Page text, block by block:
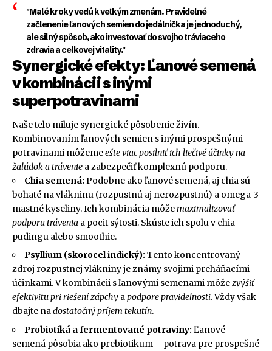
"Malé kroky vedú k veľkým zmenám. Pravidelné
začlenenie ľanových semien do jedálnička je jednoduchý,
ale silný spôsob, ako investovať do svojho tráviaceho
zdravia a celkovej vitality."
Synergické efekty: Ľanové semená
v kombinácii s inými
superpotravinami
Naše telo miluje synergické pôsobenie živín.
Kombinovaním ľanových semien s inými prospešnými
potravinami môžemeešte viac posilniť ich liečivé účinky na
žalúdok a trávenie a zabezpečiť komplexnú podporu.
Chia semená: Podobne ako ľanové semená, aj chia sú
bohaté na vlákninu (rozpustnú aj nerozpustnú) a omega-3
mastné kyseliny. Ich kombinácia môžemaximalizovať
podporu trávenia a pocit sýtosti. Skúste ich spolu v chia
pudingu alebo smoothie.
Psyllium (skorocel indický): Tento koncentrovaný
zdroj rozpustnej vlákniny je známy svojimi preháňacími
účinkami. V kombinácii s ľanovými semenami môžezvýšiť
efektivitu pri riešení zápchy apodpore pravidelnosti. Vždy však
dbajte nadostatočný príjem tekutín.
Probiotiká a fermentované potraviny: Ľanové
semená pôsobia ako prebiotikum – potrava pre prospešné